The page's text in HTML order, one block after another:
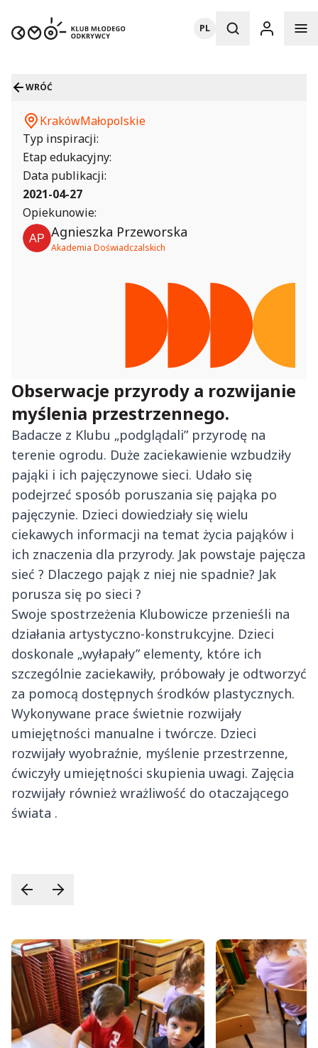
PL
WRÓĆ
KrakówMałopolskie
Typ inspiracji:
Etap edukacyjny:
Data publikacji:
2021-04-27
Opiekunowie:
Agnieszka Przeworska
Akademia Doświadczalskich
Obserwacje przyrody a rozwijanie
myślenia przestrzennego.
Badacze z Klubu „podglądali” przyrodę na
terenie ogrodu. Duże zaciekawienie wzbudziły
pająki i ich pajęczynowe sieci. Udało się
podejrzeć sposób poruszania się pająka po
pajęczynie. Dzieci dowiedziały się wielu
ciekawych informacji na temat życia pająków i
ich znaczenia dla przyrody. Jak powstaje pajęcza
sieć ? Dlaczego pająk z niej nie spadnie? Jak
porusza się po sieci ?
Swoje spostrzeżenia Klubowicze przenieśli na
działania artystyczno-konstrukcyjne. Dzieci
doskonale „wyłapały” elementy, które ich
szczególnie zaciekawiły, próbowały je odtworzyć
za pomocą dostępnych środków plastycznych.
Wykonywane prace świetnie rozwijały
umiejętności manualne i twórcze. Dzieci
rozwijały wyobraźnie, myślenie przestrzenne,
ćwiczyły umiejętności skupienia uwagi. Zajęcia
rozwijały również wrażliwość do otaczającego
świata .